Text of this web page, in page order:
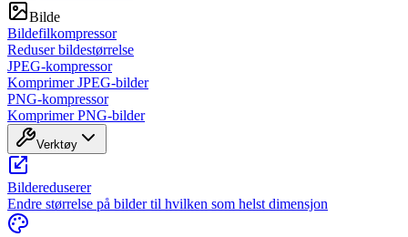
Bilde
Bildefilkompressor
Reduser bildestørrelse
JPEG-kompressor
Komprimer JPEG-bilder
PNG-kompressor
Komprimer PNG-bilder
Verktøy
Bildereduserer
Endre størrelse på bilder til hvilken som helst dimensjon